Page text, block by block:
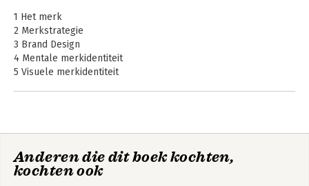
herziene editie met
MyLab NL
MyLab
1 Het merk
2 Merkstrategie
3 Brand Design
4 Mentale merkidentiteit
5 Visuele merkidentiteit
Anderen die dit boek kochten,
kochten ook